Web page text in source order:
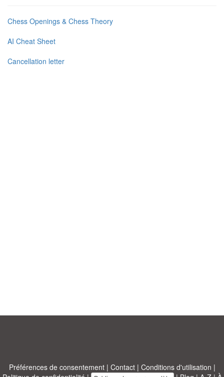
Chess Openings & Chess Theory
AI Cheat Sheet
Cancellation letter
Préférences de consentement| Contact| Conditions d'utilisation |